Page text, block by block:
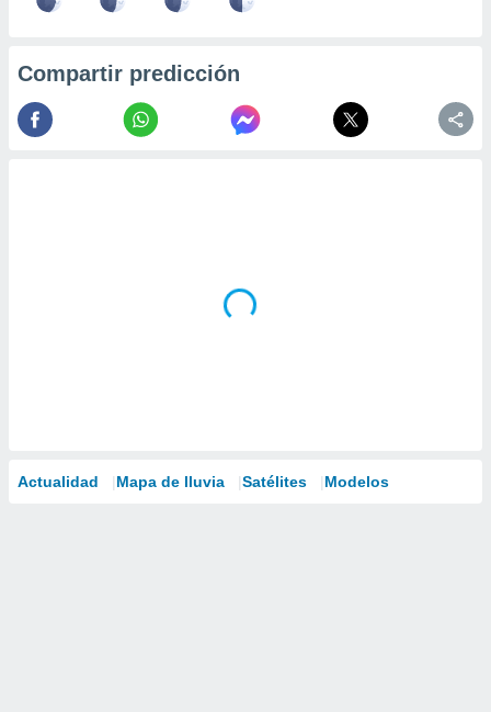
Compartir predicción
Actualidad Mapa de lluvia Satélites Modelos